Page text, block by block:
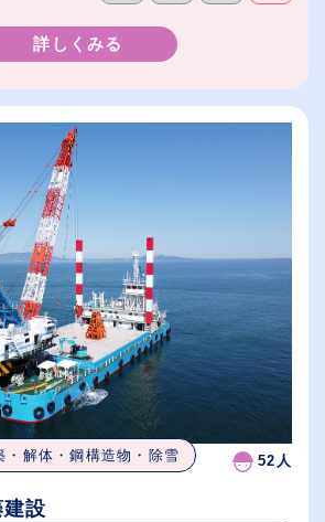
詳しくみる
・解体・鋼構造物・除雪 52人
設